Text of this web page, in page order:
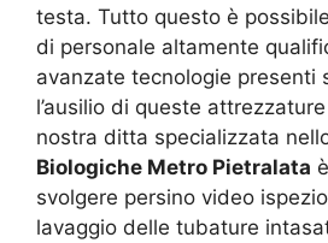
testa. Tutto questo è
di personale altamente
avanzate tecnologie presenti
l’ausilio di queste
nostra ditta specializzata
Biologiche Metro Pietralata
svolgere persino video
lavaggio delle tubature